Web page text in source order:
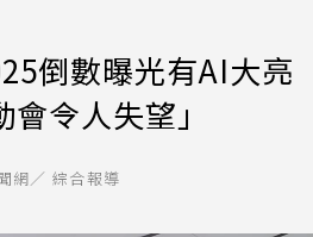
倒數曝光有AI大亮
令人失望」
網／ 綜合報導